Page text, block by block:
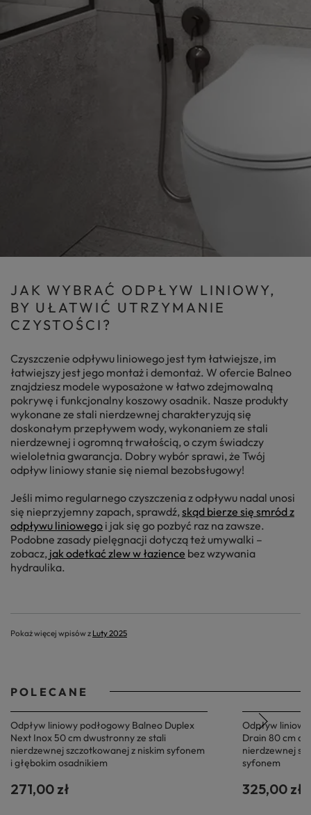
JAK WYBRAĆ ODPŁYW LINIOWY,
BY UŁATWIĆ UTRZYMANIE
CZYSTOŚCI?
Czyszczenie odpływu liniowego jest tym łatwiejsze, im
łatwiejszy jest jego montaż i demontaż. W ofercie Balneo
znajdziesz modele wyposażone w łatwo zdejmowalną
pokrywę i funkcjonalny koszowy osadnik. Nasze produkty
wykonane ze stali nierdzewnej charakteryzują się
doskonałym przepływem wody, wykonaniem ze stali
nierdzewnej i ogromną trwałością, o czym świadczy
wieloletnia gwarancja. Dobry wybór sprawi, że Twój
odpływ liniowy stanie się niemal bezobsługowy!
Jeśli mimo regularnego czyszczenia z odpływu nadal unosi
się nieprzyjemny zapach, sprawdź, skąd bierze się smród z
odpływu liniowego i jak się go pozbyć raz na zawsze.
Podobne zasady pielęgnacji dotyczą też umywalki –
zobacz, jak odetkać zlew w łazience bez wzywania
hydraulika.
Pokaż więcej wpisów z Luty 2025
POLECANE
Odpływ liniowy podłogowy Balneo Duplex
Next Inox 50 cm dwustronny ze stali
nierdzewnej szczotkowanej z niskim syfonem
i głębokim osadnikiem
271,00 zł
Odpływ
Drain 80 cm
nierdzewnej
syfonem
325,00 zł